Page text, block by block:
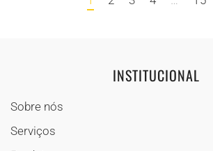
INSTITUCIONAL
Sobre nós
Serviços